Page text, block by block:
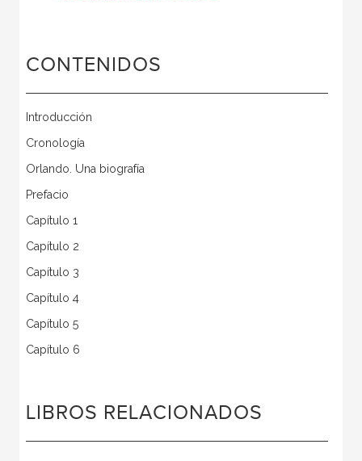
CONTENIDOS
Introducción
Cronología
Orlando. Una biografía
Prefacio
Capítulo 1
Capítulo 2
Capítulo 3
Capítulo 4
Capítulo 5
Capítulo 6
LIBROS RELACIONADOS